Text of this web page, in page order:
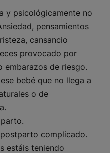
y psicológicamente no
pensamientos
cansancio
provocado por
embarazos de riesgo.
bebé que no llega a
o de
complicado.
estáis teniendo